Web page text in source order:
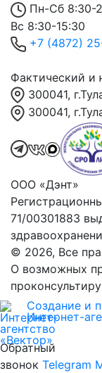
Пн-Сб 8:30-
Вс 8:30-15:30
+7 (4872)
Фактический и
300041,
300041,
ООО «Дэнт»
71/00301883
© 2026, Все
О возможных
Создание и
Интернет-
Обратный
звонок Telegram